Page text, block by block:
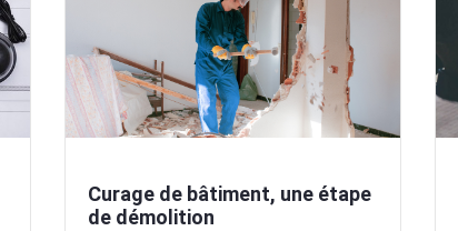
Curage de bâtiment, une étape
de démolition